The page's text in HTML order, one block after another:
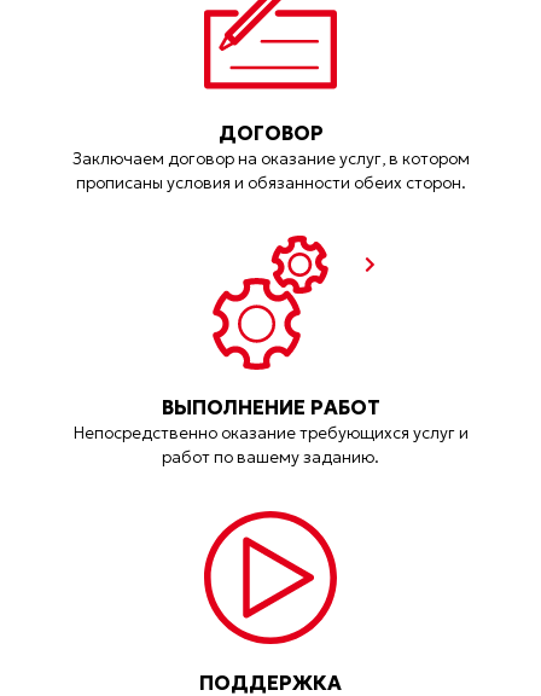
ДОГОВОР
Заключаем договор на оказание услуг, в котором
прописаны условия и обязанности обеих сторон.
ВЫПОЛНЕНИЕ РАБОТ
Непосредственно оказание требующихся услуг и
работ по вашему заданию.
ПОДДЕРЖКА